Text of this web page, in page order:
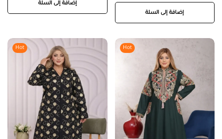
إضافة إلى السلة
إضافة إلى السلة
Hot
Hot